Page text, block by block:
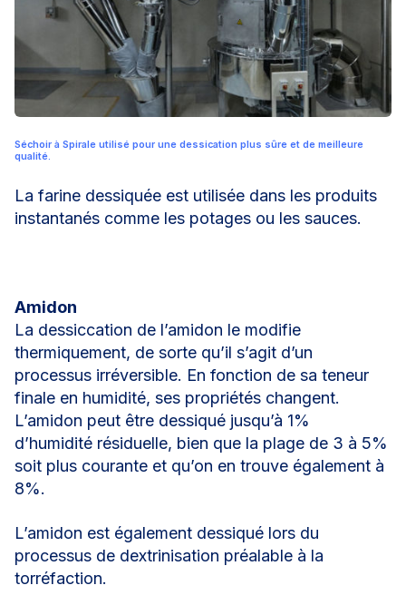
Séchoir à Spirale utilisé pour une dessication plus sûre et de meilleure
qualité.
La farine dessiquée est utilisée dans les produits
instantanés comme les potages ou les sauces.
Amidon
La dessiccation de l’amidon le modifie
thermiquement, de sorte qu’il s’agit d’un
processus irréversible. En fonction de sa teneur
finale en humidité, ses propriétés changent.
L’amidon peut être dessiqué jusqu’à 1%
d’humidité résiduelle, bien que la plage de 3 à 5%
soit plus courante et qu’on en trouve également à
8%.
L’amidon est également dessiqué lors du
processus de dextrinisation préalable à la
torréfaction.